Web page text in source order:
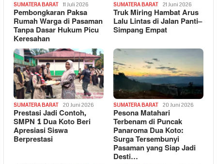
SUMATERA BARAT 11 Juli 2026
Pembongkaran Paksa
Rumah Warga di Pasaman
Tanpa Dasar Hukum Picu
Keresahan
SUMATERA BARAT 21 Juni 2026
Truk Miring Hambat Arus
Lalu Lintas di Jalan Panti–
Simpang Empat
SUMATERA BARAT 20 Juni 2026
Prestasi Jadi Contoh,
SMPN 1 Dua Koto Beri
Apresiasi Siswa
Berprestasi
SUMATERA BARAT 20 Juni 2026
Pesona Matahari
Terbenam di Puncak
Panaroma Dua Koto:
Surga Tersembunyi
Pasaman yang Siap Jadi
Desti…